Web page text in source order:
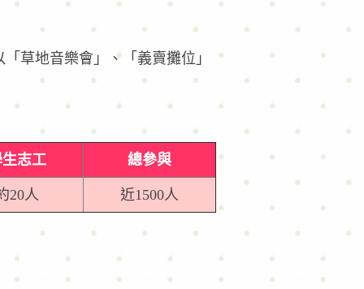
草地音樂會」、「義賣攤位」
志工 總參與
20人 近1500人